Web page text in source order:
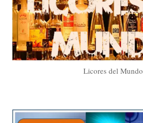
Licores del Mundo